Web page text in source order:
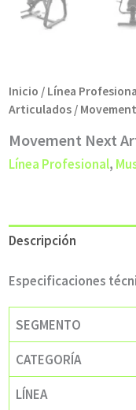
Inicio / Línea
Articulados /
Movement Next
Línea Profesional,
Descripción
Especificaciones
SEGMENTO
CATEGORÍA
LÍNEA